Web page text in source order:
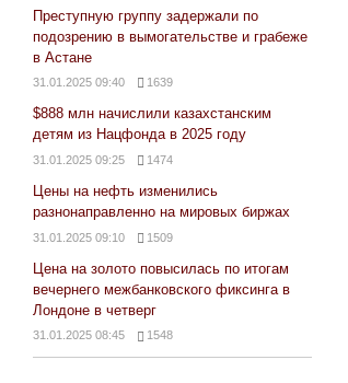
Преступную группу задержали по
подозрению в вымогательстве и грабеже
в Астане
31.01.2025 09:40 1639
$888 млн начислили казахстанским
детям из Нацфонда в 2025 году
31.01.2025 09:25 1474
Цены на нефть изменились
разнонаправленно на мировых биржах
31.01.2025 09:10 1509
Цена на золото повысилась по итогам
вечернего межбанковского фиксинга в
Лондоне в четверг
31.01.2025 08:45 1548